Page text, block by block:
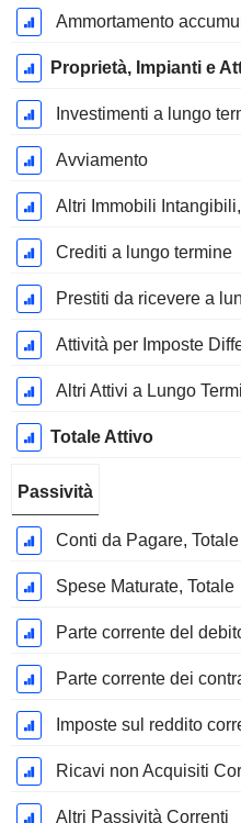
Ammortamento
Proprietà, Impianti e
Investimenti a lungo
Avviamento
Altri Immobili
Crediti a lungo termine
Prestiti da ricevere a
Attività per Imposte
Altri Attivi a Lungo
Totale Attivo
Passività
Conti da Pagare, Totale
Spese Maturate, Totale
Parte corrente del
Parte corrente dei
Imposte sul reddito
Ricavi non Acquisiti
Altri Passività Correnti